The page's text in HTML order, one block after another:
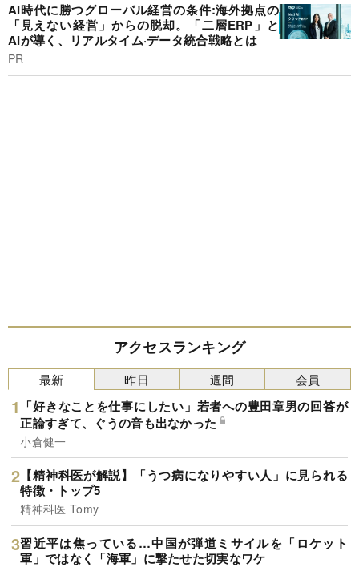
AI時代に勝つグローバル経営の条件:海外拠点の
「見えない経営」からの脱却。「二層ERP」と
AIが導く、リアルタイム·データ統合戦略とは
PR
アクセスランキング
最新
「好きなことを仕事にしたい」若者への豊田章男の回答が
正論すぎて、ぐうの音も出なかった
小倉健一
【精神科医が解説】「うつ病になりやすい人」に見られる
特徴・トップ5
精神科医 Tomy
習近平は焦っている…中国が弾道ミサイルを「ロケット
軍」ではなく「海軍」に撃たせた切実なワケ
昨日 週間 会員